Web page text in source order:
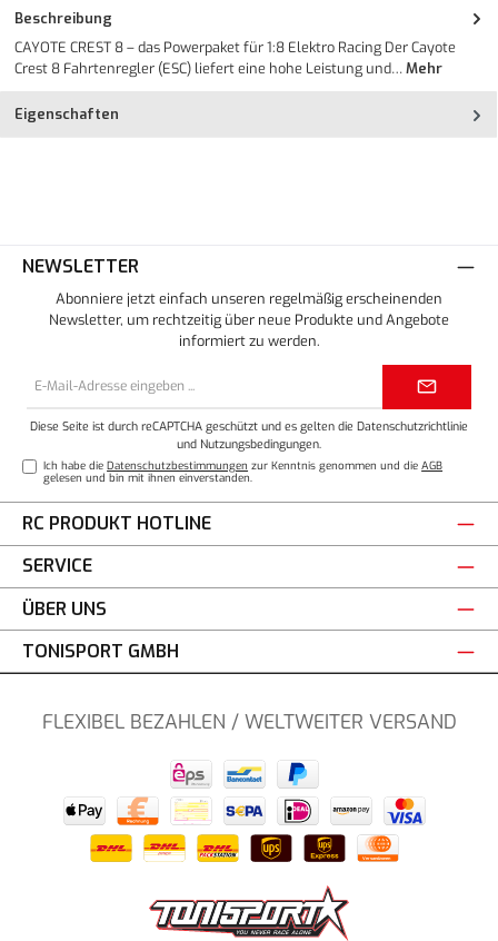
Beschreibung
CAYOTE CREST 8 – das Powerpaket für 1:8 Elektro Racing Der Cayote
Crest 8 Fahrtenregler (ESC) liefert eine hohe Leistung und…Mehr
Eigenschaften
NEWSLETTER
Abonniere jetzt einfach unseren regelmäßig erscheinenden
Newsletter, um rechtzeitig über neue Produkte und Angebote
informiert zu werden.
Diese Seite ist durch reCAPTCHA geschützt und es gelten die Datenschutzrichtlinie
und Nutzungsbedingungen
Ich habe dieDatenschutzbestimmungen zur Kenntnis genommen und dieAGB
gelesen und bin mit ihnen einverstanden.
RC PRODUKT HOTLINE
SERVICE
ÜBER UNS
TONISPORT GMBH
FLEXIBEL BEZAHLEN / WELTWEITER VERSAND